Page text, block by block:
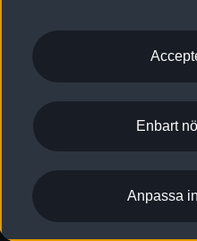
2G/3G nätet stängs ned -
Nyhetsbrev
Vårt hållbarhetsarbete
Lediga tjänster
Lediga tjänster hos Audi
Kommentar till
Anpassa inställningar för
Visselblåsarkanaler
Enbart
Anpassa